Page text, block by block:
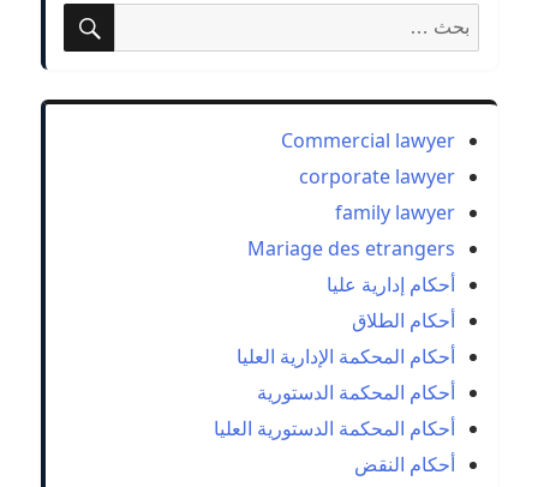
البحث
عن:
بحث
Commercial lawyer
corporate lawyer
family lawyer
Mariage des etrangers
أحكام إدارية عليا
أحكام الطلاق
أحكام المحكمة الإدارية العليا
أحكام المحكمة الدستورية
أحكام المحكمة الدستورية العليا
أحكام النقض